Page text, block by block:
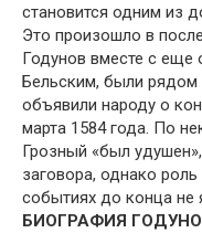
становится одним из
Это произошло в
Годунов вместе с
Бельским, были рядом
объявили народу о
марта 1584 года. По
Грозный «был
заговора, однако
событиях до конца не
БИОГРАФИЯ